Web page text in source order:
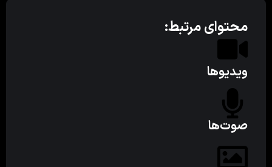
محتوای مرتبط:
ویدیوها
صوت‌ها